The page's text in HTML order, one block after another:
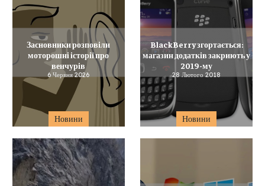
Новини
Засновники розповіли
моторошні історії про
венчурів
6 Червня 2026
Новини
BlackBerry згортається:
магазин додатків закриють у
2019-му
28 Лютого 2018